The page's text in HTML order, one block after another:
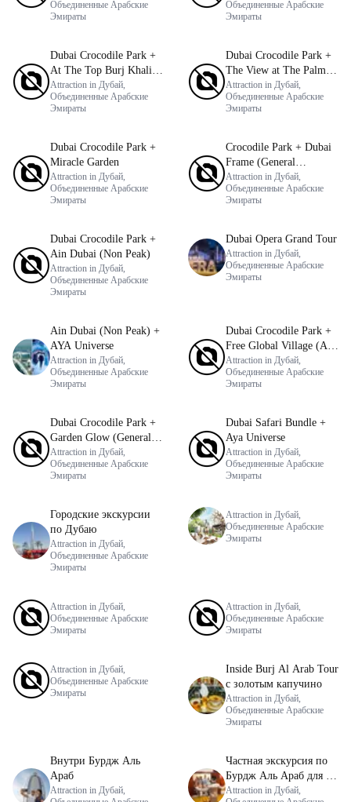
Объединенные Арабские
Эмираты
Объединенные Арабские
Эмираты
Dubai Crocodile Park +
At The Top Burj Khalifa
(124 Floor) Non-Prime
Time
Attraction in Дубай,
Объединенные Арабские
Эмираты
Dubai Crocodile Park +
The View at The Palm
(Non-Prime Hours)
Attraction in Дубай,
Объединенные Арабские
Эмираты
Dubai Crocodile Park +
Miracle Garden
Attraction in Дубай,
Объединенные Арабские
Эмираты
Crocodile Park + Dubai
Frame (General
Admission)
Attraction in Дубай,
Объединенные Арабские
Эмираты
Dubai Crocodile Park +
Ain Dubai (Non Peak)
Attraction in Дубай,
Объединенные Арабские
Эмираты
Dubai Opera Grand Tour
Attraction in Дубай,
Объединенные Арабские
Эмираты
Ain Dubai (Non Peak) +
AYA Universe
Attraction in Дубай,
Объединенные Арабские
Эмираты
Dubai Crocodile Park +
Free Global Village (Any
Day)
Attraction in Дубай,
Объединенные Арабские
Эмираты
Dubai Crocodile Park +
Garden Glow (General
Admission)
Attraction in Дубай,
Объединенные Арабские
Эмираты
Dubai Safari Bundle +
Aya Universe
Attraction in Дубай,
Объединенные Арабские
Эмираты
Городские экскурсии
по Дубаю
Attraction in Дубай,
Объединенные Арабские
Эмираты
Attraction in Дубай,
Объединенные Арабские
Эмираты
Attraction in Дубай,
Объединенные Арабские
Эмираты
Attraction in Дубай,
Объединенные Арабские
Эмираты
Attraction in Дубай,
Объединенные Арабские
Эмираты
Inside Burj Al Arab Tour
с золотым капучино
Attraction in Дубай,
Объединенные Арабские
Эмираты
Внутри Бурдж Аль
Араб
Attraction in Дубай,
Частная экскурсия по
Бурдж Аль Араб для 4
человек
Attraction in Дубай,